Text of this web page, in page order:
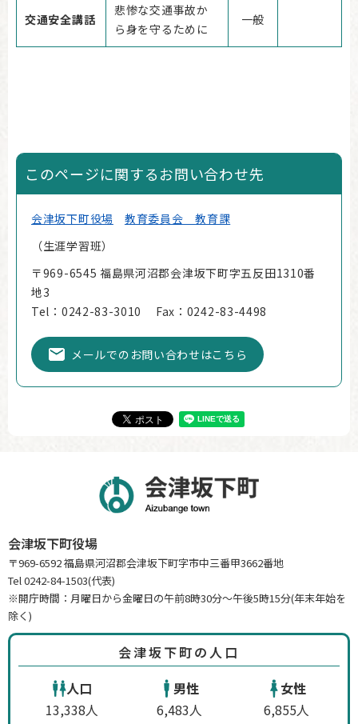
交通安全講話
悲惨な交通事故か
ら身を守るために
一般
このページに関するお問い合わせ先
会津坂下町役場
教育委員会 教育課
生涯学習班
〒969-6545 福島県河沼郡会津坂下町字五反田1310番
地3
Tel：0242-83-3010
Fax：0242-83-4498
メールでのお問い合わせはこちら
会津坂下町役場
〒969-6592 福島県河沼郡会津坂下町字市中三番甲3662番地
Tel 0242-84-1503(代表)
※開庁時間：月曜日から金曜日の午前8時30分～午後5時15分(年末年始を
除く)
会津坂下町の人口
人口
13,338人
男性
6,483人
女性
6,855人